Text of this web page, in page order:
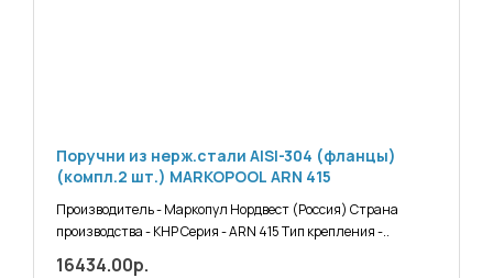
Поручни из нерж.стали AISI-304 (фланцы)
(компл.2 шт.) MARKOPOOL ARN 415
Производитель - Маркопул Нордвест (Россия) Страна
производства - КНР Серия - ARN 415 Тип крепления -..
16434.00р.